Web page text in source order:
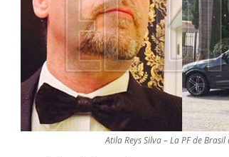
Atila Reys Silva – La PF de